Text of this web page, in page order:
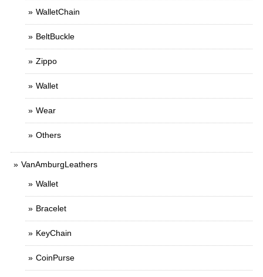
WalletChain
BeltBuckle
Zippo
Wallet
Wear
Others
VanAmburgLeathers
Wallet
Bracelet
KeyChain
CoinPurse